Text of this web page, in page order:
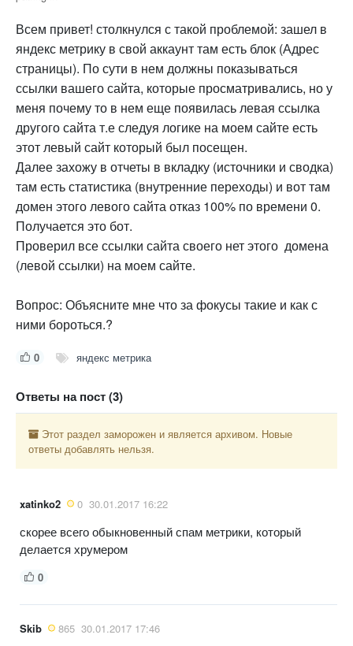
Всем привет! столкнулся с такой проблемой: зашел в
яндекс метрику в свой аккаунт там есть блок (Адрес
страницы). По сути в нем должны показываться
ссылки вашего сайта, которые просматривались, но у
меня почему то в нем еще появилась левая ссылка
другого сайта т.е следуя логике на моем сайте есть
этот левый сайт который был посещен.
Далее захожу в отчеты в вкладку (источники и сводка)
там есть статистика (внутренние переходы) и вот там
домен этого левого сайта отказ 100% по времени 0.
Получается это бот.
Проверил все ссылки сайта своего нет этого домена
(левой ссылки) на моем сайте.
Вопрос: Объясните мне что за фокусы такие и как с
ними бороться.?
0 яндекс метрика
Ответы на пост (3)
Этот раздел заморожен и является архивом. Новые
ответы добавлять нельзя.
xatinko2 0 30.01.2017 16:22
скорее всего обыкновенный спам метрики, который
делается хрумером
0
Skib 865 30.01.2017 17:46